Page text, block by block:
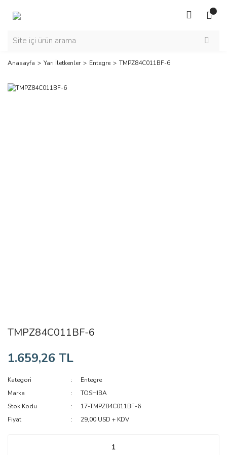
Anasayfa Yarı İletkenler Entegre TMPZ84C011BF-6
TMPZ84C011BF-6
1.659,26 TL
Kategori
Entegre
Marka
TOSHIBA
Stok Kodu
17-TMPZ84C011BF-6
Fiyat
29,00 USD + KDV